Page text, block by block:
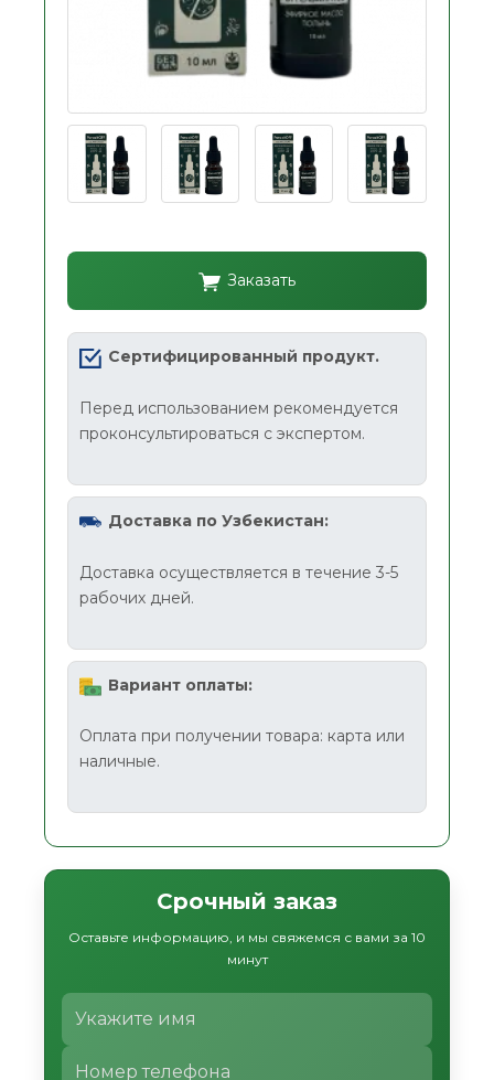
Заказать
Сертифицированный продукт.
Перед использованием рекомендуется
проконсультироваться с экспертом.
Доставка по Узбекистан:
Доставка осуществляется в течение 3-5
рабочих дней.
Вариант оплаты:
Оплата при получении товара: карта или
наличные.
Срочный заказ
Оставьте информацию, и мы свяжемся с вами за 10
минут